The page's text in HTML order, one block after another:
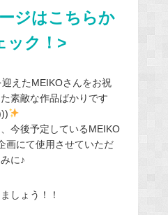
ジはこちらか
ック！>
えたMEIKOさんをお祝
素敵な作品ばかりです
今後予定しているMEIKO
画にて使用させていただ
に♪
しょう！！